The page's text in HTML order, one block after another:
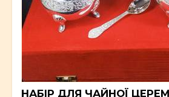
НАБІР ДЛЯ ЧАЙНОЇ